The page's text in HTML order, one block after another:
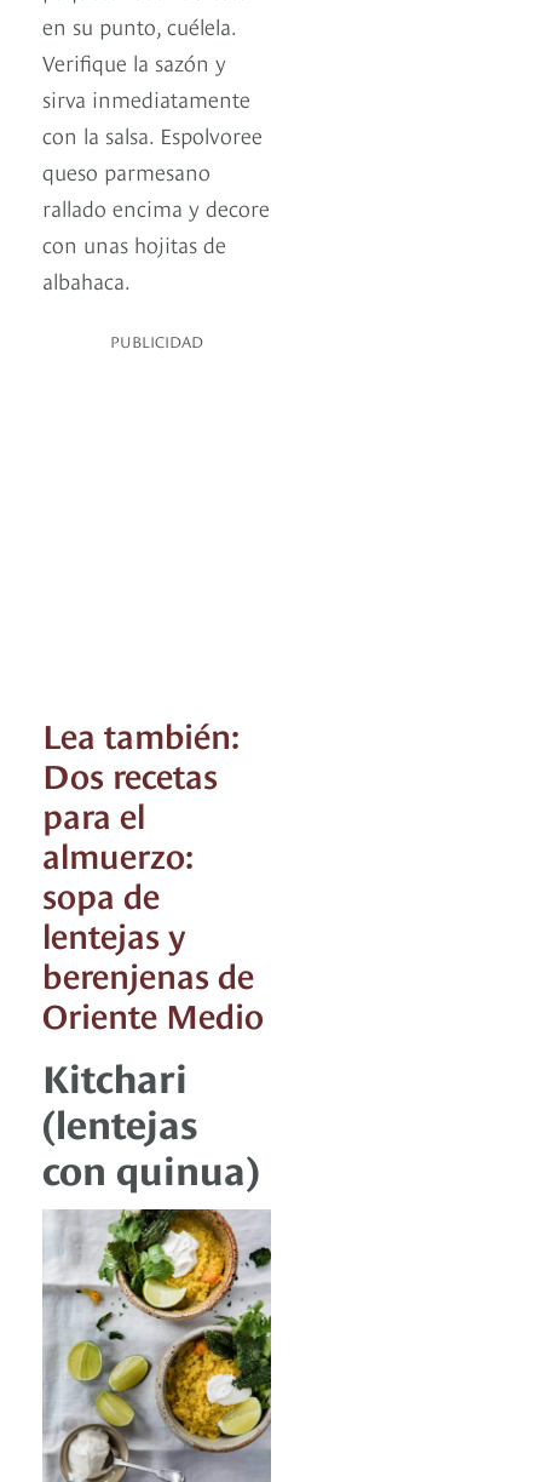
en su punto, cuélela.
Verifique la sazón y
sirva inmediatamente
con la salsa. Espolvoree
queso parmesano
rallado encima y decore
con unas hojitas de
albahaca.
PUBLICIDAD
Lea también:
Dos recetas
para el
almuerzo:
sopa de
lentejas y
berenjenas de
Oriente Medio
Kitchari
(lentejas
con quinua)